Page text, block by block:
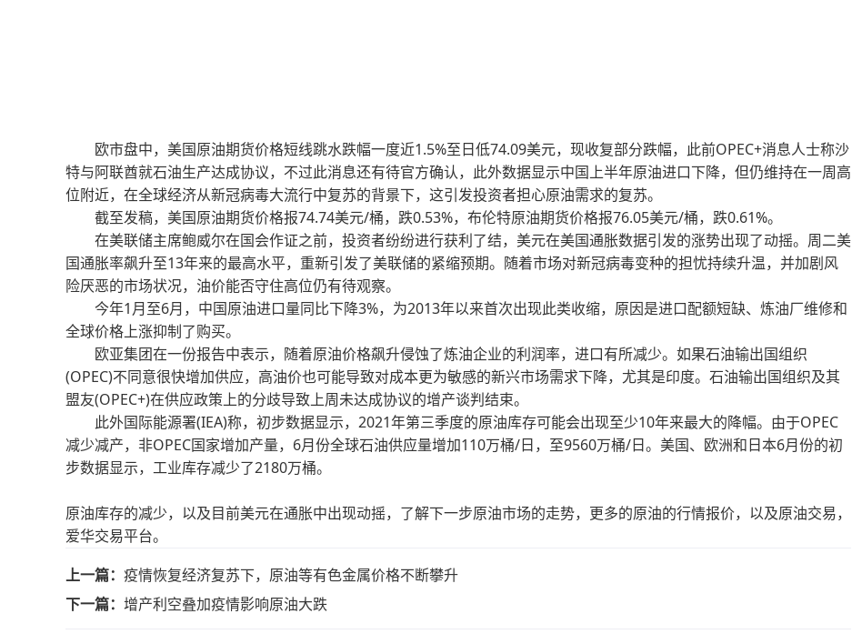
欧市盘中，美国原油期货价格短线跳水跌幅一度近1.5%至日低74.09美元，现收复部分跌幅，此前OPEC+消息人士称沙
特与阿联酋就石油生产达成协议，不过此消息还有待官方确认，此外数据显示中国上半年原油进口下降，但仍维持在一周高
位附近，在全球经济从新冠病毒大流行中复苏的背景下，这引发投资者担心原油需求的复苏。
截至发稿，美国原油期货价格报74.74美元/桶，跌0.53%，布伦特原油期货价格报76.05美元/桶，跌0.61%。
在美联储主席鲍威尔在国会作证之前，投资者纷纷进行获利了结，美元在美国通胀数据引发的涨势出现了动摇。周二美
国通胀率飙升至13年来的最高水平，重新引发了美联储的紧缩预期。随着市场对新冠病毒变种的担忧持续升温，并加剧风
险厌恶的市场状况，油价能否守住高位仍有待观察。
今年1月至6月，中国原油进口量同比下降3%，为2013年以来首次出现此类收缩，原因是进口配额短缺、炼油厂维修和
全球价格上涨抑制了购买。
欧亚集团在一份报告中表示，随着原油价格飙升侵蚀了炼油企业的利润率，进口有所减少。如果石油输出国组织
(OPEC)不同意很快增加供应，高油价也可能导致对成本更为敏感的新兴市场需求下降，尤其是印度。石油输出国组织及其
盟友(OPEC+)在供应政策上的分歧导致上周未达成协议的增产谈判结束。
此外国际能源署(IEA)称，初步数据显示，2021年第三季度的原油库存可能会出现至少10年来最大的降幅。由于OPEC
减少减产，非OPEC国家增加产量，6月份全球石油供应量增加110万桶/日，至9560万桶/日。美国、欧洲和日本6月份的初
步数据显示，工业库存减少了2180万桶。
原油库存的减少，以及目前美元在通胀中出现动摇，了解下一步原油市场的走势，更多的原油的行情报价，以及原油交易，
爱华交易平台。
上一篇： 疫情恢复经济复苏下，原油等有色金属价格不断攀升
下一篇： 增产利空叠加疫情影响原油大跌